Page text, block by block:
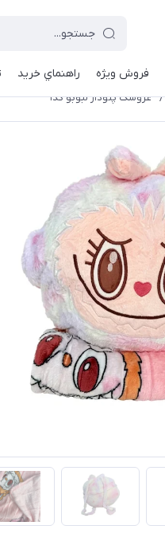
فروش ویژه راهنماي خريد
/ عروسک پتودار لبوبو کد۱